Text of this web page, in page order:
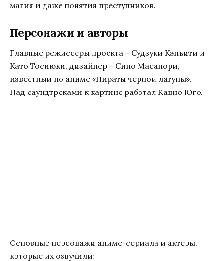
магия и даже понятия преступников.
Персонажи и авторы
Главные режиссеры проекта – Судзуки Кэнъити и
Като Тосиюки, дизайнер – Сино Масанори,
известный по аниме «Пираты черной лагуны».
Над саундтреками к картине работал Канно Юго.
Основные персонажи аниме-сериала и актеры,
которые их озвучили: